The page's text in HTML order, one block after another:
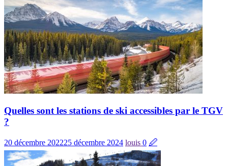
Quelles sont les stations de ski accessibles par le TGV
?
20 décembre 202225 décembre 2024 louis 0 🖉